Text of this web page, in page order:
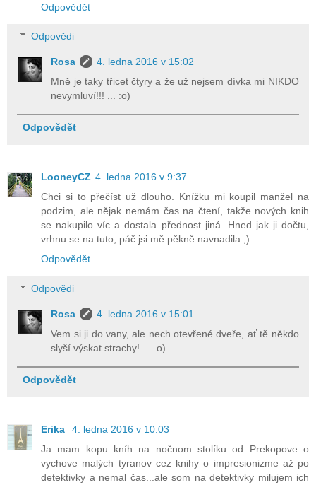
Odpovědět
Odpovědi
Rosa
4. ledna 2016 v 15:02
Mně je taky třicet čtyry a že už nejsem dívka mi NIKDO
nevymluví!!! ... :o)
Odpovědět
LooneyCZ 4. ledna 2016 v 9:37
Chci si to přečíst už dlouho. Knížku mi koupil manžel na
podzim, ale nějak nemám čas na čtení, takže nových knih
se nakupilo víc a dostala přednost jiná. Hned jak ji dočtu,
vrhnu se na tuto, páč jsi mě pěkně navnadila ;)
Odpovědět
Odpovědi
Rosa
4. ledna 2016 v 15:01
Vem si ji do vany, ale nech otevřené dveře, ať tě někdo
slyší výskat strachy! ... .o)
Odpovědět
Erika
4. ledna 2016 v 10:03
Ja mam kopu kníh na nočnom stolíku od Prekopove o
vychove malých tyranov cez knihy o impresionizme až po
detektivky a nemal čas...ale som na detektivky milujem ich